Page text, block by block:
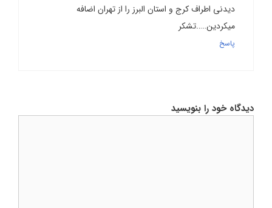
دیدنی اطراف کرج و استان البرز را از تهران اضافه
میکردین…..تشکر
پاسخ
دیدگاه خود را بنویسید